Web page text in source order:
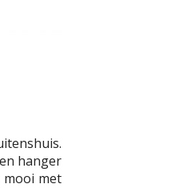
hanger
mooi met